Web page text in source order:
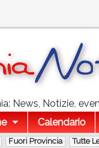
News, Notizie,
Calendario
Fuori Provincia Tutte